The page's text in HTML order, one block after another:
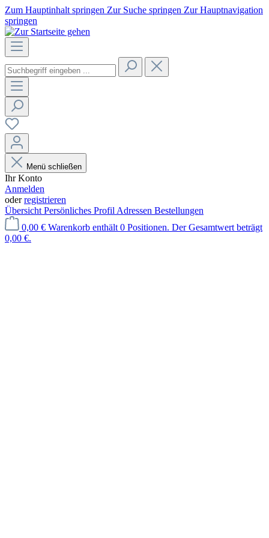
Zum Hauptinhalt springen Zur Suche springen Zur Hauptnavigation
springen
Menü schließen
Ihr Konto
Anmelden
oderregistrieren
Übersicht Persönliches Profil Adressen Bestellungen
0,00 € Warenkorb enthält 0 Positionen. Der Gesamtwert beträgt
0,00 €.